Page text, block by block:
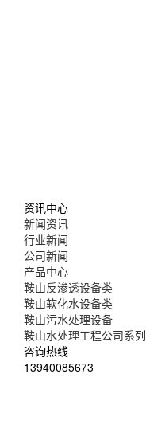
资讯中心
新闻资讯
行业新闻
公司新闻
产品中心
鞍山反渗透设备类
鞍山软化水设备类
鞍山污水处理设备
鞍山水处理工程公司系列
咨询热线
13940085673